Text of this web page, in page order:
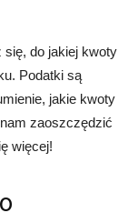
do jakiej kwoty
Podatki są
jakie kwoty
zaoszczędzić
więcej!